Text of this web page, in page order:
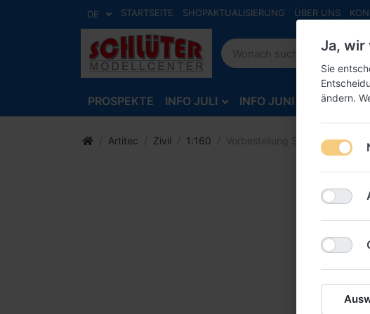
DE STARTSEITE SHOPAKTUALISIERUNG ÜBER UNS
PROSPEKTE INFO JULI INFO JUNI INFO MAI
Artitec Zivil 1:160 Vorbestellung
Ja, wir
Sie
ändern.